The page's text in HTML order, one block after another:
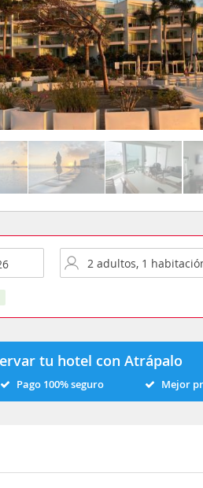
tu hotel con Atrápalo
Pago 100% seguro Mejor